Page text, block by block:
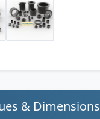
& Dimensions